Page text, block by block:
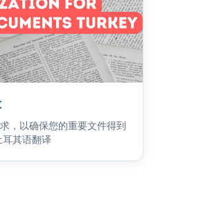
，以确保您的重要文件得到
其语翻译